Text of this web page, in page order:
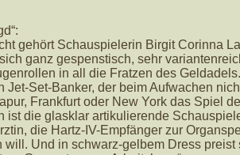
gehört Schauspielerin Birgit Corinna
ganz gespenstisch, sehr
in all die Fratzen des
Jet-Set-Banker, der beim Aufwachen
Frankfurt oder New York das Spiel
ist die glasklar artikulierende
die Hartz-IV-Empfänger zur
will. Und in schwarz-gelbem Dress preist